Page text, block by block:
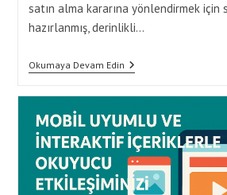
satın alma kararına yönlendirmek
hazırlanmış, derinlikli…
Okumaya Devam EdinWhite
Paper’dan
B2B
Firmaları
İçin
Etkili
Yayın
Türleri